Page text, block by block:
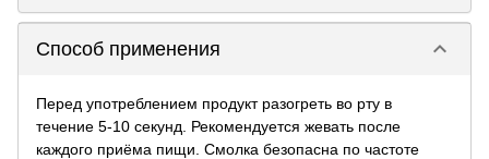
Способ применения keyboard_arrow_down
Перед употреблением продукт разогреть во рту в
течение 5-10 секунд. Рекомендуется жевать после
каждого приёма пищи. Смолка безопасна по частоте